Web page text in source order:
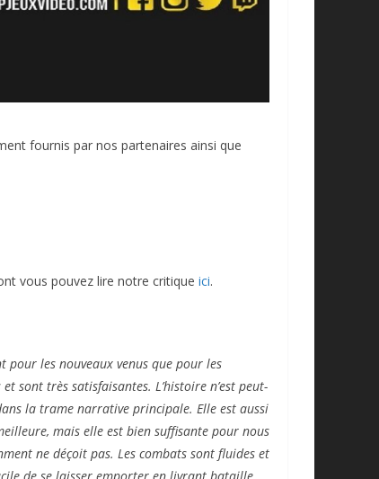
fournis par nos partenaires ainsi que
vous pouvez lire notre critique ici.
les nouveaux venus que pour les
sont très satisfaisantes. L’histoire n’est peut-
la trame narrative principale. Elle est aussi
mais elle est bien suffisante pour nous
ne déçoit pas. Les combats sont fluides et